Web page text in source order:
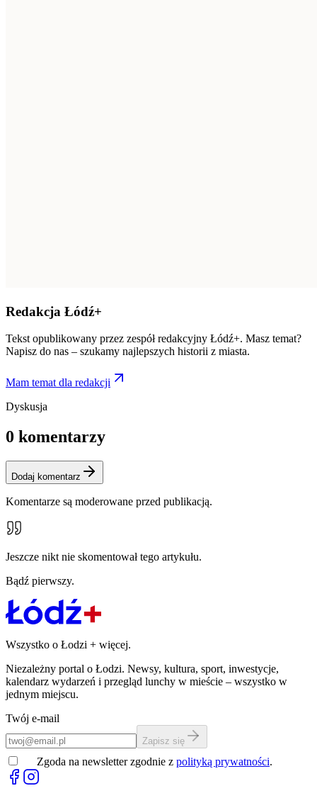
Redakcja Łódź+
Tekst opublikowany przez zespół redakcyjny Łódź+. Masz temat?
Napisz do nas – szukamy najlepszych historii z miasta.
Mam temat dla redakcji
Dyskusja
0 komentarzy
Dodaj komentarz
Komentarze są moderowane przed publikacją.
Jeszcze nikt nie skomentował tego artykułu.
Bądź pierwszy.
Wszystko o Łodzi + więcej.
Niezależny portal o Łodzi. Newsy, kultura, sport, inwestycje,
kalendarz wydarzeń i przegląd lunchy w mieście – wszystko w
jednym miejscu.
Twój e-mail
Zapisz się
Zgoda na newsletter zgodnie z polityką prywatności.